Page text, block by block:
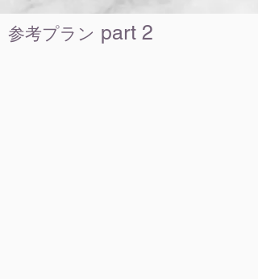
参考プラン part 2